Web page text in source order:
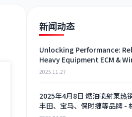
新闻动态
Unlocking Performance:
Heavy Equipment ECM &
Harness Alternatives
2025.11.27
2025年4月8日 燃油喷射泵热
丰田、宝马、保时捷等品牌 -